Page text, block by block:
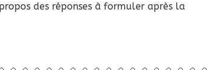
des réponses à formuler après la